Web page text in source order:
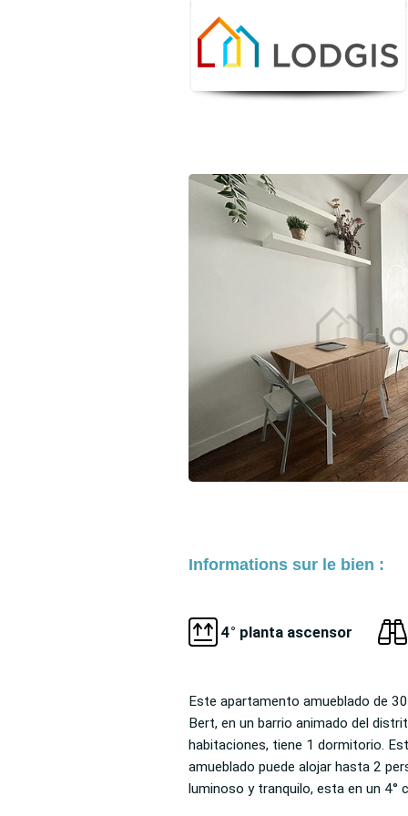
Informations sur le bien :
4° planta ascensor
Este apartamento amueblado de
Bert, en un barrio animado del distrito 11 de Paris. Formado por 2
habitaciones, tiene 1 dormitorio. Este apartamento en alquiler
amueblado puede alojar hasta 2 personas. Este
luminoso y tranquilo, esta en un 4° con ascensor, tiene todo lo
necesario para hacerle sentir
conectado con los medios de transporte (Faidherbe - Chaligny/M
8), encontrará cerca de su vivienda amueblada numerosos
comercios y servicios (Carnicero, Bar, Panadería,